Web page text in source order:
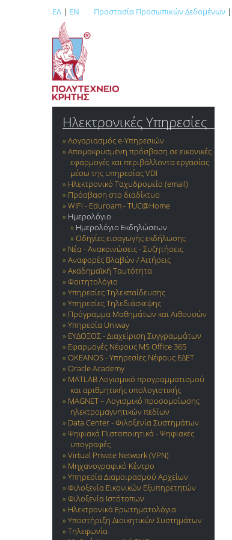
ΕΛ | EN Προστασία Προσωπικών Δεδομένων |
Ηλεκτρονικές Υπηρεσίες
Λογαριασμός e-Yπηρεσιών
Απομακρυσμένη πρόσβαση σε εικονικές
εφαρμογές και περιβάλλοντα εργασίας
μέσω της υπηρεσίας VDI
Ηλεκτρονικό Ταχυδρομείο (email)
Πρόσβαση στο διαδίκτυο
WiFi - Eduroam - TUC@Home
Ημερολόγιο
Ημερολόγιο Εκδηλώσεων
Οδηγίες εισαγωγής εκδήλωσης
Νέα - Ανακοινώσεις - Συζητήσεις
Αναφορές Βλαβών / Αιτήσεις
Ακαδημαϊκή Ταυτότητα
Φοιτητολόγιο
Υπηρεσίες Τηλεκπαίδευσης
Υπηρεσίες Τηλεδιάσκεψης
Πρόγραμμα Μαθημάτων και Αιθουσών
Υπηρεσία Uniway
ΕΥΔΟΞΟΣ - Διαχείριση Συγγραμμάτων
Εφαρμογές Νέφους MS Office 365
OKEANOS - Υπηρεσίες Νέφους ΕΔΕΤ
Oracle Academy
MATLAB Λογισμικό προγραμματισμού
και αριθμητικής υπολογιστικής
MAGNET – Λογισμικό προσομοίωσης
ηλεκτρομαγνητικών πεδίων
Data Center - Φιλοξενία Συστημάτων
Ψηφιακά Πιστοποιητικά - Ψηφιακές
υπογραφές
Virtual Private Network (VPN)
Μηχανογραφικό Κέντρο
Υπηρεσία Διαμοιρασμού Αρχείων
Φιλοξενία Εικονικών Εξυπηρετητών
Φιλοξενία Ιστότοπων
Ηλεκτρονικά Ερωτηματολόγια
Υποστήριξη Διοικητικών Συστημάτων
Τηλεφωνία